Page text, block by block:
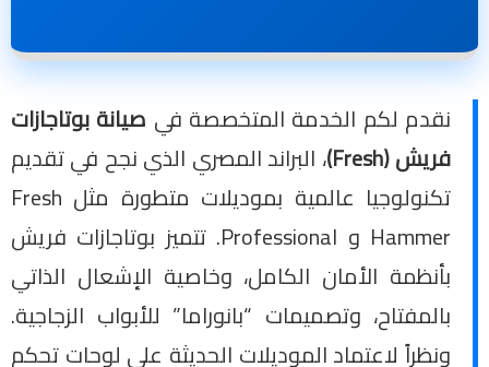
نقدم لكم الخدمة المتخصصة في صيانة بوتاجازات
فريش (Fresh)
، البراند المصري الذي نجح في تقديم
تكنولوجيا عالمية بموديلات متطورة مثل Fresh
Hammer و Professional. تتميز بوتاجازات فريش
بأنظمة الأمان الكامل، وخاصية الإشعال الذاتي
بالمفتاح، وتصميمات “بانوراما” للأبواب الزجاجية.
ونظراً لاعتماد الموديلات الحديثة على لوحات تحكم